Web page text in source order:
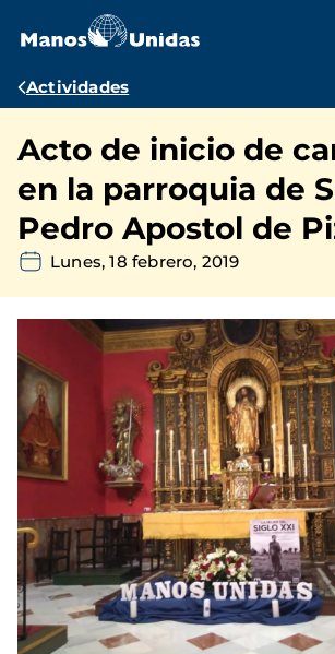
contenido
Ruta
navegación
Actividades
Acto de inicio de
en la parroquia de
Pedro Apostol de
Lunes, 18 febrero, 2019